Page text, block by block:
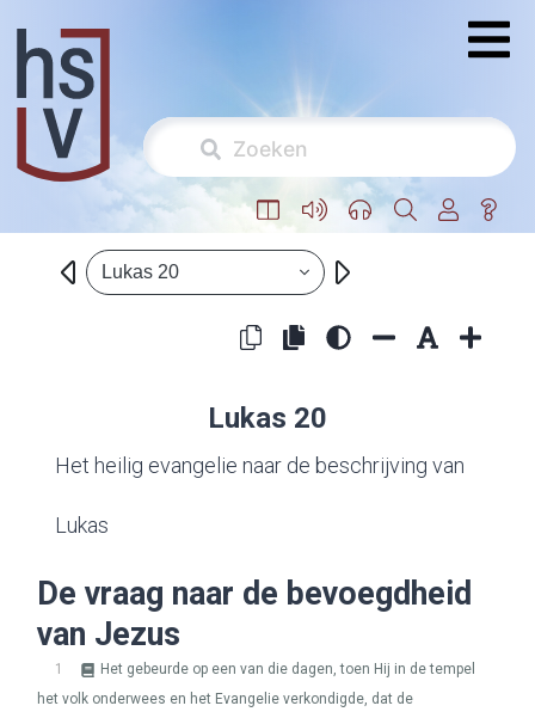
Lukas 20
Lukas 20
Het heilig evangelie naar de beschrijving van
Lukas
De vraag naar de bevoegdheid
van Jezus
1
Het gebeurde op een van die dagen, toen Hij in de tempel
het volk onderwees en het Evangelie verkondigde, dat de